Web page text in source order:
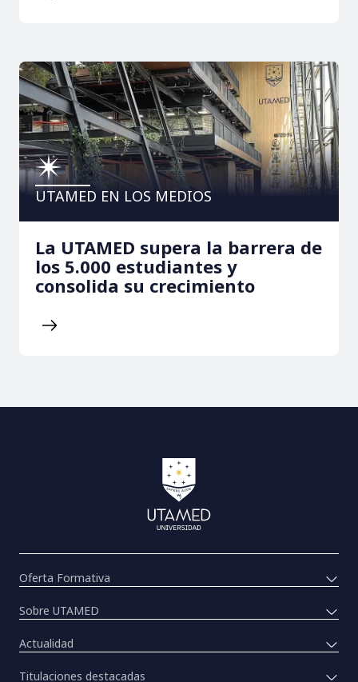
UTAMED EN LOS MEDIOS
La UTAMED supera la barrera de
los 5.000 estudiantes y
consolida su crecimiento
Oferta Formativa
Sobre UTAMED
Actualidad
Titulaciones destacadas